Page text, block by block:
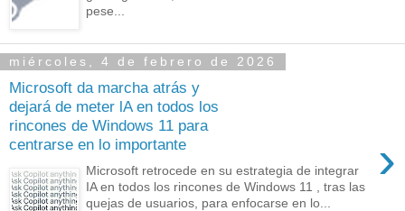
pese...
miércoles, 4 de febrero de 2026
Microsoft da marcha atrás y
dejará de meter lA en todos los
rincones de Windows 11 para
centrarse en lo importante
›
Microsoft retrocede en su estrategia de integrar
IA en todos los rincones de Windows 11 , tras las
quejas de usuarios, para enfocarse en lo...